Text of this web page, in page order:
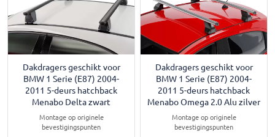
Dakdragers geschikt voor
BMW 1 Serie (E87) 2004-
2011 5-deurs hatchback
Menabo Delta zwart
Montage op originele
bevestigingspunten
Dakdragers geschikt voor
BMW 1 Serie (E87) 2004-
2011 5-deurs hatchback
Menabo Omega 2.0 Alu zilver
Montage op originele
bevestigingspunten